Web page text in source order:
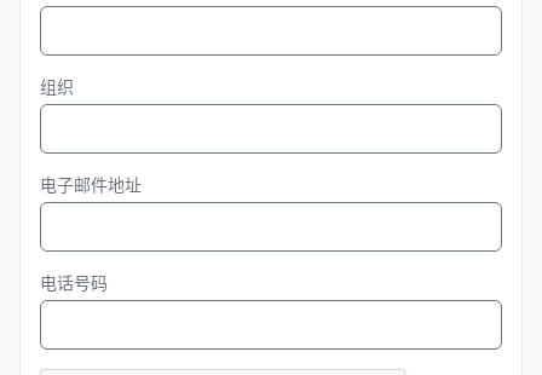
组织
电子邮件地址
电话号码